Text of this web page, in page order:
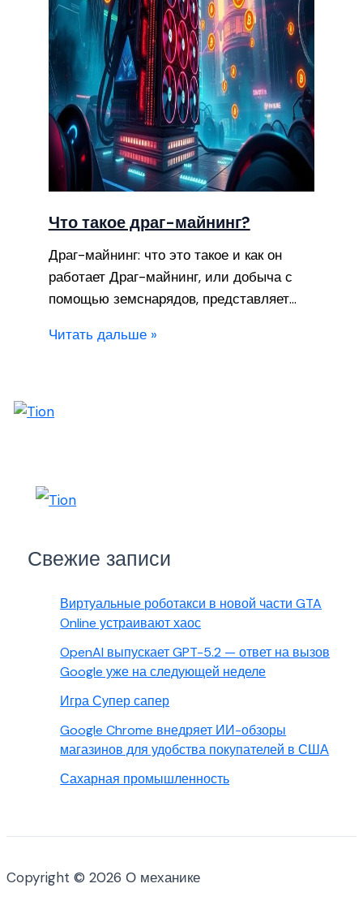
Что такое драг-майнинг?
Драг-майнинг: что это такое и как он
работает Драг-майнинг, или добыча с
помощью земснарядов, представляет…
Читать дальше »
Свежие записи
Виртуальные роботакси в новой части GTA
Online устраивают хаос
OpenAI выпускает GPT-5.2 — ответ на вызов
Google уже на следующей неделе
Игра Супер сапер
Google Chrome внедряет ИИ-обзоры
магазинов для удобства покупателей в США
Сахарная промышленность
Copyright © 2026 О механике